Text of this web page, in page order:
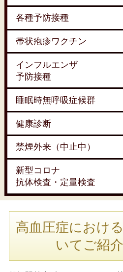
各種予防接種
帯状疱疹ワクチン
インフルエンザ
予防接種
睡眠時無呼吸症候群
健康診断
禁煙外来（中止中）
新型コロナ
抗体検査・定量検査
高血圧症におけ
いてご紹